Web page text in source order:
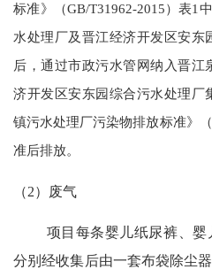
标准》（GB/T31962-2015）表1
水处理厂及晋江经济开发区安东
后，通过市政污水管网纳入晋江
济开发区安东园综合污水处理厂
镇污水处理厂污染物排放标准》
准后排放。
（2）废气
项目每条婴儿纸尿裤、
分别经收集后由一套布袋除尘